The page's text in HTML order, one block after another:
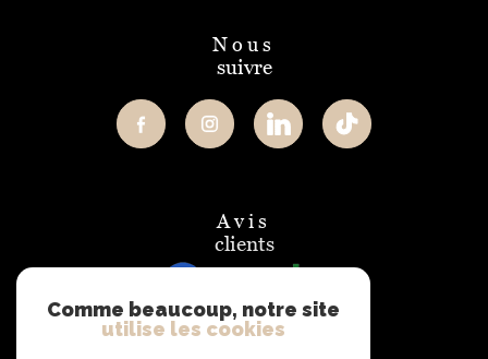
nous
suivre
avis
clients
Comme beaucoup, notre site
utilise les cookies